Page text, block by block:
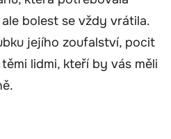
bolest se vždy vrátila.
jejího zoufalství, pocit
lidmi, kteří by vás měli